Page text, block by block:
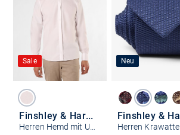
Sale
Finshley & Harding
Herren Hemd mit Umschlagmanschetten - Bügelleicht
Neu
Herren Krawatte